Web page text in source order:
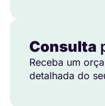
Consulta
Receba um
detalhada do